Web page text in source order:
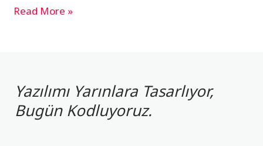
Read More »
Yazılımı Yarınlara Tasarlıyor,
Bugün Kodluyoruz.